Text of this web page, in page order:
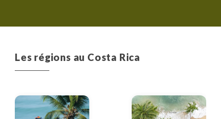
Les régions au Costa Rica